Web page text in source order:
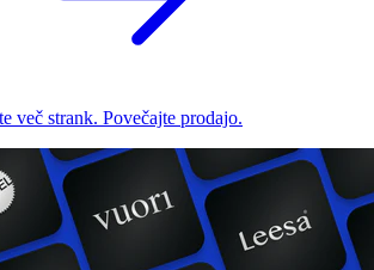
več strank. Povečajte prodajo.